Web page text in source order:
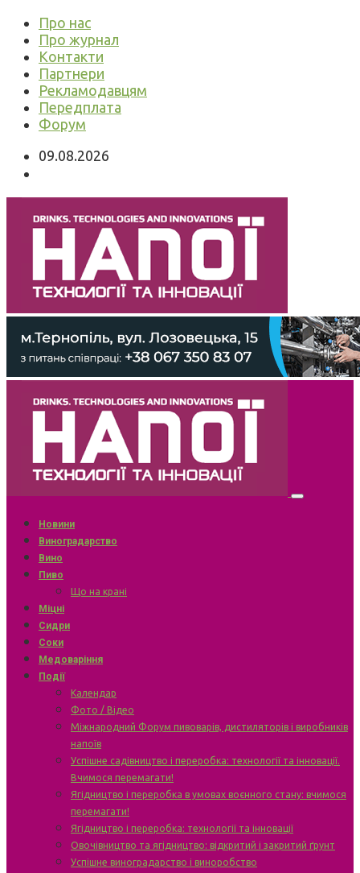
Про нас
Про журнал
Контакти
Партнери
Рекламодавцям
Передплата
Форум
09.08.2026
Новини
Виноградарство
Вино
Пиво
Що на крані
Міцні
Сидри
Соки
Медоваріння
Події
Календар
Фото / Відео
Міжнародний Форум пивоварів, дистиляторів і виробників
напоїв
Успішне садівництво і переробка: технології та інновації.
Вчимося перемагати!
Ягідництво і переробка в умовах воєнного стану: вчимося
перемагати!
Ягідництво і переробка: технології та інновації
Овочівництво та ягідництво: відкритий і закритий ґрунт
Успішне виноградарство і виноробство